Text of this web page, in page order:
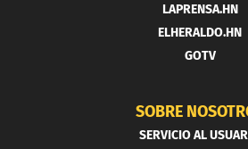
LAPRENSA.HN
ELHERALDO.HN
GOTV
SOBRE
SERVICIO AL